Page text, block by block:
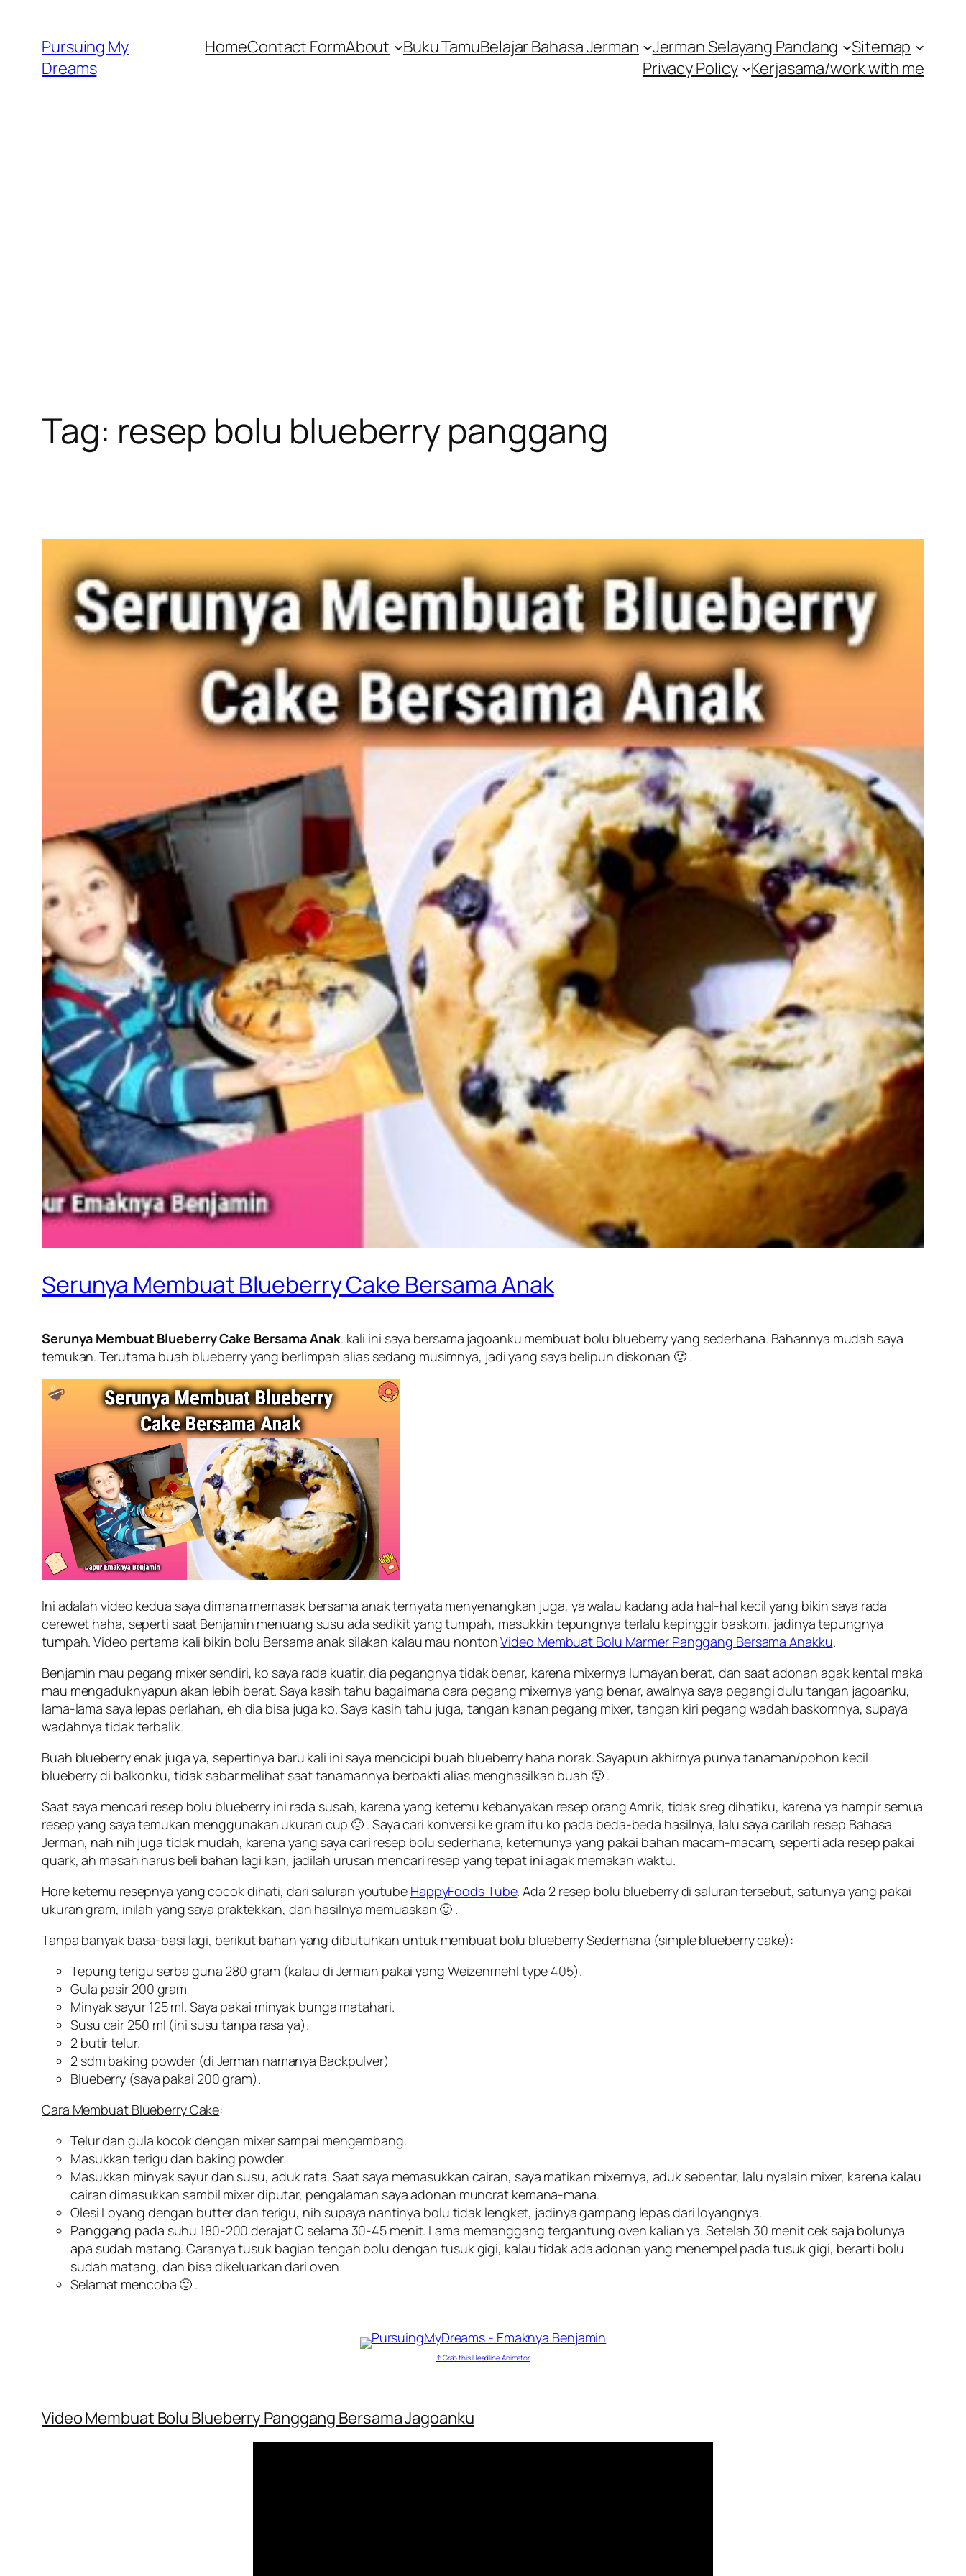
content
Pursuing My
Dreams
HomeContact FormAbout Buku TamuBelajar Bahasa Jerman Jerman Selayang Pandang
Sitemap
Privacy Policy
Kerjasama/work with me
Tag: resep bolu blueberry panggang
Serunya Membuat Blueberry Cake Bersama Anak
Serunya Membuat Blueberry Cake Bersama Anak. kali ini saya bersama jagoanku membuat bolu blueberry yang sederhana. Bahannya mudah saya
temukan. Terutama buah blueberry yang berlimpah alias sedang musimnya, jadi yang saya belipun diskonan 🙂 .
Ini adalah video kedua saya dimana memasak bersama anak ternyata menyenangkan juga, ya walau kadang ada hal-hal kecil yang bikin saya rada
cerewet haha, seperti saat Benjamin menuang susu ada sedikit yang tumpah, masukkin tepungnya terlalu kepinggir baskom, jadinya tepungnya
tumpah. Video pertama kali bikin bolu Bersama anak silakan kalau mau nontonVideo Membuat Bolu Marmer Panggang Bersama Anakku.
Benjamin mau pegang mixer sendiri, ko saya rada kuatir, dia pegangnya tidak benar, karena mixernya lumayan berat, dan saat adonan agak kental maka
mau mengaduknyapun akan lebih berat. Saya kasih tahu bagaimana cara pegang mixernya yang benar, awalnya saya pegangi dulu tangan jagoanku,
lama-lama saya lepas perlahan, eh dia bisa juga ko. Saya kasih tahu juga, tangan kanan pegang mixer, tangan kiri pegang wadah baskomnya, supaya
wadahnya tidak terbalik.
Buah blueberry enak juga ya, sepertinya baru kali ini saya mencicipi buah blueberry haha norak. Sayapun akhirnya punya tanaman/pohon kecil
blueberry di balkonku, tidak sabar melihat saat tanamannya berbakti alias menghasilkan buah 🙂 .
Saat saya mencari resep bolu blueberry ini rada susah, karena yang ketemu kebanyakan resep orang Amrik, tidak sreg dihatiku, karena ya hampir semua
resep yang saya temukan menggunakan ukuran cup 🙁 . Saya cari konversi ke gram itu ko pada beda-beda hasilnya, lalu saya carilah resep Bahasa
Jerman, nah nih juga tidak mudah, karena yang saya cari resep bolu sederhana, ketemunya yang pakai bahan macam-macam, seperti ada resep pakai
quark, ah masah harus beli bahan lagi kan, jadilah urusan mencari resep yang tepat ini agak memakan waktu.
Hore ketemu resepnya yang cocok dihati, dari saluran youtube HappyFoods Tube. Ada 2 resep bolu blueberry di saluran tersebut, satunya yang pakai
ukuran gram, inilah yang saya praktekkan, dan hasilnya memuaskan 🙂 .
Tanpa banyak basa-basi lagi, berikut bahan yang dibutuhkan untuk membuat bolu blueberry Sederhana (simple blueberry cake) :
Tepung terigu serba guna 280 gram (kalau di Jerman pakai yang Weizenmehl type 405).
Gula pasir 200 gram
Minyak sayur 125 ml. Saya pakai minyak bunga matahari.
Susu cair 250 ml (ini susu tanpa rasa ya).
2 butir telur.
2 sdm baking powder (di Jerman namanya Backpulver)
Blueberry (saya pakai 200 gram).
Cara Membuat Blueberry Cake:
Telur dan gula kocok dengan mixer sampai mengembang.
Masukkan terigu dan baking powder.
Masukkan minyak sayur dan susu, aduk rata. Saat saya memasukkan cairan, saya matikan mixernya, aduk sebentar, lalu nyalain mixer, karena kalau
cairan dimasukkan sambil mixer diputar, pengalaman saya adonan muncrat kemana-mana.
Olesi Loyang dengan butter dan terigu, nih supaya nantinya bolu tidak lengket, jadinya gampang lepas dari loyangnya.
Panggang pada suhu 180-200 derajat C selama 30-45 menit. Lama memanggang tergantung oven kalian ya. Setelah 30 menit cek saja bolunya
apa sudah matang. Caranya tusuk bagian tengah bolu dengan tusuk gigi, kalau tidak ada adonan yang menempel pada tusuk gigi, berarti bolu
sudah matang, dan bisa dikeluarkan dari oven.
Selamat mencoba 🙂 .
↑ Grab this Headline Animator
Video Membuat Bolu Blueberry Panggang Bersama Jagoanku